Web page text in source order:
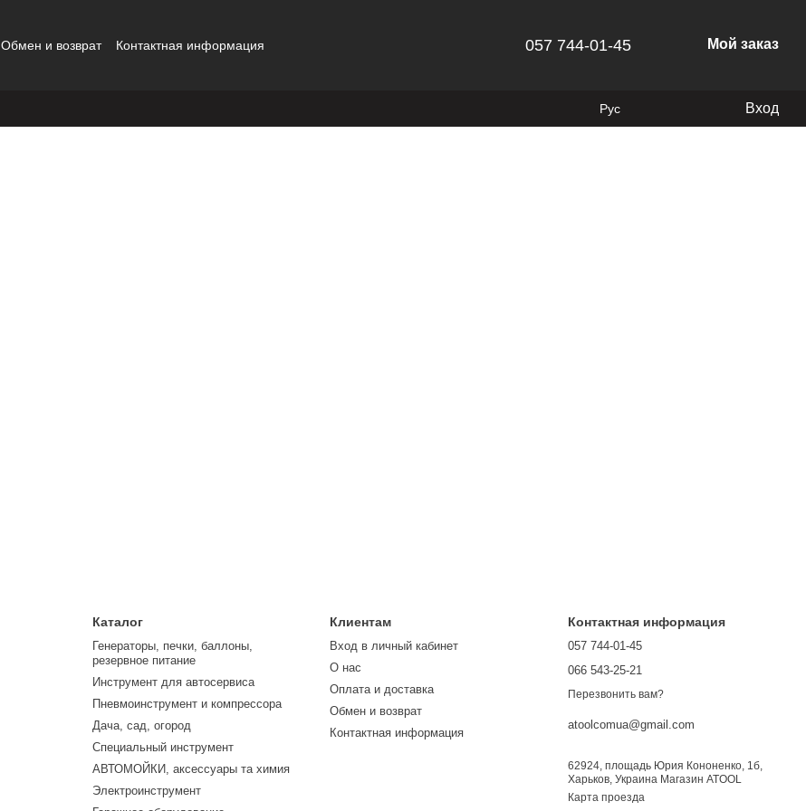
Обмен и возврат Контактная информация 057 744-01-45 Мой заказ
Рус Вход
Каталог
Генераторы, печки, баллоны,
резервное питание
Инструмент для автосервиса
Пневмоинструмент и компрессора
Дача, сад, огород
Специальный инструмент
АВТОМОЙКИ, аксессуары та химия
Электроинструмент
Клиентам
Вход в личный кабинет
О нас
Оплата и доставка
Обмен и возврат
Контактная информация
Контактная информация
057 744-01-45
066 543-25-21
Перезвонить вам?
atoolcomua@gmail.com
62924, площадь Юрия Кононенко, 1б,
Харьков, Украина Магазин ATOOL
Карта проезда